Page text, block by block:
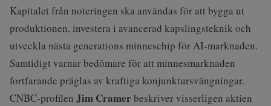
Kapitalet från noteringen ska användas för att bygga ut
produktionen, investera i avancerad kapslingsteknik och
utveckla nästa generations minneschip för AI-marknaden.
Samtidigt varnar bedömare för att minnesmarknaden
fortfarande präglas av kraftiga konjunktursvängningar.
CNBC-profilen Jim Cramerbeskriver visserligen aktien